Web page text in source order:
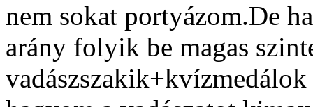
nem sokat portyázom.De
arány folyik be magas